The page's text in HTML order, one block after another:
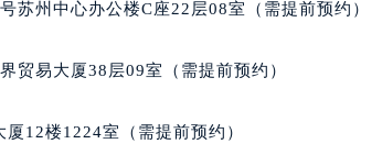
海市海勃湾区人民南路欧米茄售后服务中心（需
林郭勒盟市锡林浩特市光明街与额尔敦路交叉
苏州中心办公楼C座22层08室（需提前预约）
贸易大厦38层09室（需提前预约）
12楼1224室（需提前预约）